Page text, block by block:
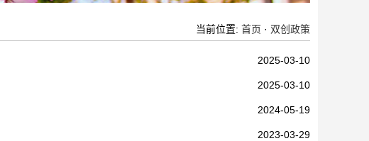
当前位置: 首页 · 双创政策
2025-03-10
2025-03-10
2024-05-19
2023-03-29